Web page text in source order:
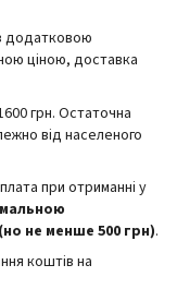
додатковою
ціною, доставка
грн. Остаточна
від населеного
при отриманні у
не менше 500 грн).
коштів на